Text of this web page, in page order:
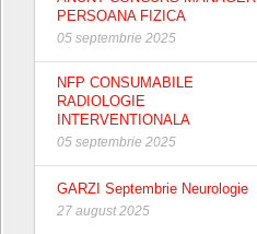
PERSOANA FIZICA
05 septembrie 2025
NFP CONSUMABILE
RADIOLOGIE
INTERVENTIONALA
05 septembrie 2025
GARZI Septembrie Neurologie
27 august 2025